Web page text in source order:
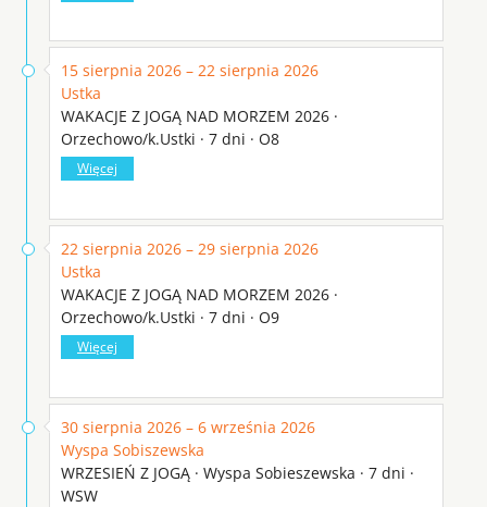
15 sierpnia 2026 – 22 sierpnia 2026
Ustka
WAKACJE Z JOGĄ NAD MORZEM 2026 ·
Orzechowo/k.Ustki · 7 dni · O8
Więcej
22 sierpnia 2026 – 29 sierpnia 2026
Ustka
WAKACJE Z JOGĄ NAD MORZEM 2026 ·
Orzechowo/k.Ustki · 7 dni · O9
Więcej
30 sierpnia 2026 – 6 września 2026
Wyspa Sobiszewska
WRZESIEŃ Z JOGĄ · Wyspa Sobieszewska · 7 dni ·
WSW